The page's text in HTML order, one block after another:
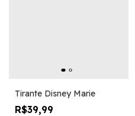
Tirante Disney Marie
R$39,99